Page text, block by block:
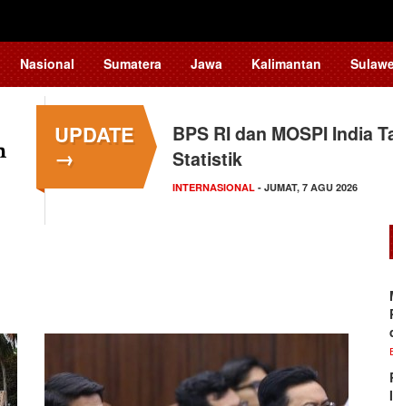
Nasional Sumatera Jawa Kalimantan
UPDATE
→
BPS RI dan MOSPI India
Statistik
INTERNASIONAL - JUMAT, 7 AGU 2026